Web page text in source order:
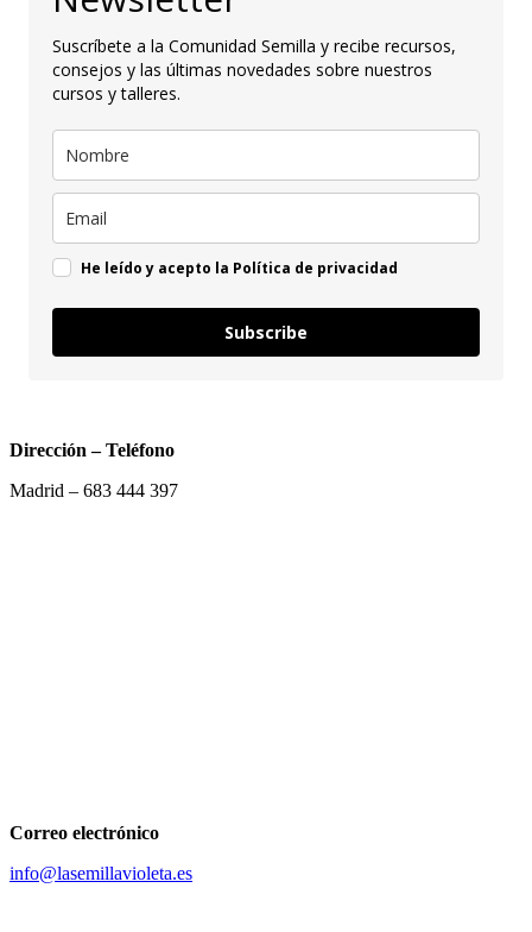
Suscríbete a la Comunidad Semilla y recibe recursos,
consejos y las últimas novedades sobre nuestros
cursos y talleres.
He leído y acepto la Política de privacidad
Subscribe
Dirección – Teléfono
Madrid – 683 444 397
Correo electrónico
info@lasemillavioleta.es